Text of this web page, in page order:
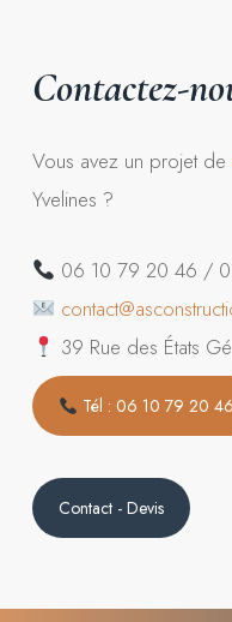
Contactez-
Vous avez un projet de
Yvelines ?
06 10 79 20 46 /
39 Rue des États
Tél : 06 10 79 20 46
Contact - Devis